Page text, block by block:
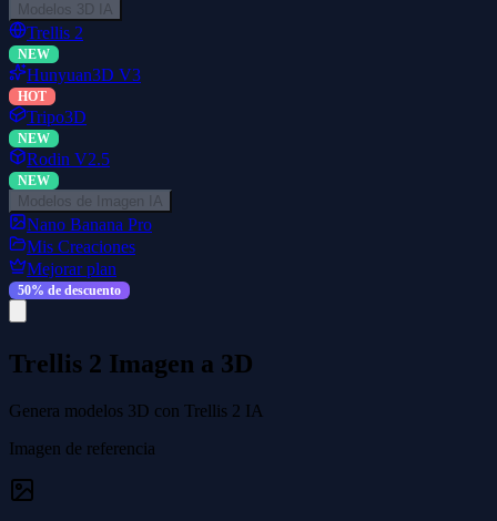
Modelos 3D IA
Trellis 2
NEW
Hunyuan3D V3
HOT
Tripo3D
NEW
Rodin V2.5
NEW
Modelos de Imagen IA
Nano Banana Pro
Mis Creaciones
Mejorar plan
50% de descuento
Trellis 2 Imagen a 3D
Genera modelos 3D con Trellis 2 IA
Imagen de referencia